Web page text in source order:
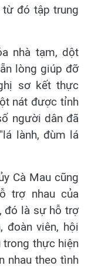
đó tập trung
nhà tạm, dột
lòng giúp đỡ
sơ kết thực
nát được tỉnh
người dân đã
lành, đùm lá
Cà Mau cũng
trợ nhau của
đó là sự hỗ trợ
đoàn viên, hội
trong thực hiện
nhau theo tình